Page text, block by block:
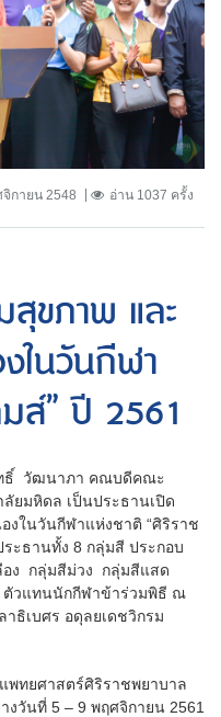
กายน 2548 อ่าน 1037 ครั้ง
ขภาพ และ
ในวันกีฬา
ส์” ปี 2561
วัฒนาภา คณบดีคณะ
ยมหิดล เป็นประธานเปิด
งในวันกีฬาแห่งชาติ “ศิริราช
ะธานทั้ง 8 กลุ่มสี ประกอบ
อง กลุ่มสีม่วง กลุ่มสีแสด
วแทนนักกีฬาข้าร่วมพิธี ณ
ธิเบศร อดุลยเดชวิกรม
พทยศาสตร์ศิริราชพยาบาล
วันที่ 5 – 9 พฤศจิกายน 2561